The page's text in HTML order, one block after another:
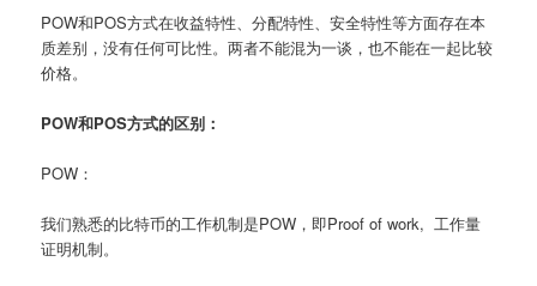
POW和POS方式在收益特性、分配特性、安全特性等方面存在本
质差别，没有任何可比性。两者不能混为一谈，也不能在一起比较
价格。
POW和POS方式的区别：
POW：
我们熟悉的比特币的工作机制是POW，即Proof of work, 工作量
证明机制。